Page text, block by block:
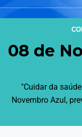
08 de
"Cuidar da
Novembro Azul,